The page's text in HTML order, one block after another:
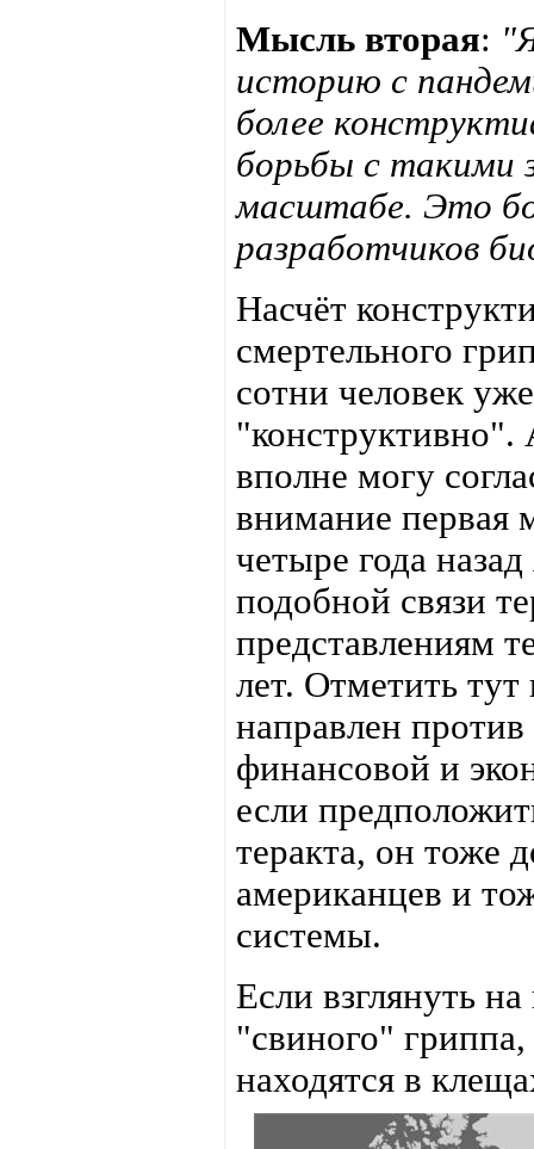
Мысль вторая:
историю с
более
борьбы с такими
масштабе. Это
разработчиков
Насчёт
смертельного
сотни человек
"конструктивно".
вполне могу
внимание первая
четыре года
подобной связи
представлениям
лет. Отметить
направлен
финансовой и
если
теракта, он тоже
американцев и
системы.
Если взглянуть
"свиного"
находятся в